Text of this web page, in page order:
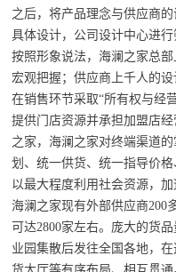
之后，将产品理念与供应商
具体设计，公司设计中心进
按照形象说法，海澜之家总
宏观把握；供应商上千人的设
在销售环节采取“所有权与经
提供门店资源并承担加盟店
之家，海澜之家对终端渠道
划、统一供货、统一指导价
以最大程度利用社会资源
海澜之家现有外部供应商200
可达2800家左右。庞大的货
业园集散后发往全国各地，